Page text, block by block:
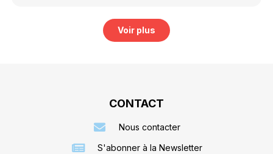
Voir plus
CONTACT
Nous contacter
S'abonner à la Newsletter